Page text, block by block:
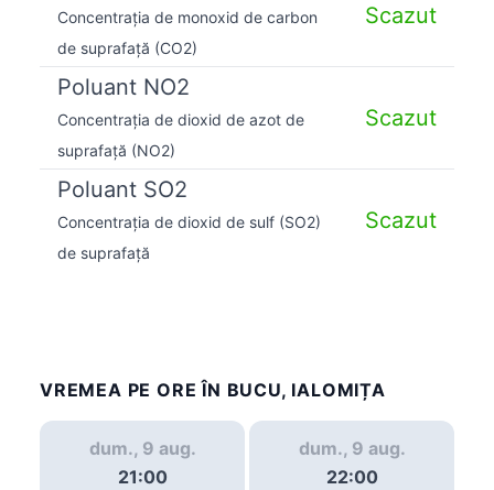
Concentrația de monoxid de carbon
de suprafață (CO2)
Scazut
Poluant NO2
Concentrația de dioxid de azot de
suprafață (NO2)
Scazut
Poluant SO2
Concentrația de dioxid de sulf (SO2)
de suprafață
Scazut
VREMEA PE ORE ÎN BUCU, IALOMIȚA
dum., 9 aug.
21:00
dum., 9 aug.
22:00